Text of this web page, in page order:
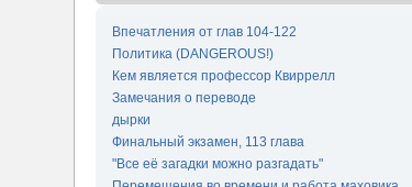
Впечатления от глав 104-122
Политика (DANGEROUS!)
Кем является профессор Квиррелл
Замечания о переводе
дырки
Финальный экзамен, 113 глава
"Все её загадки можно разгадать"